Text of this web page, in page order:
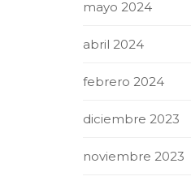
mayo 2024
abril 2024
febrero 2024
diciembre 2023
noviembre 2023